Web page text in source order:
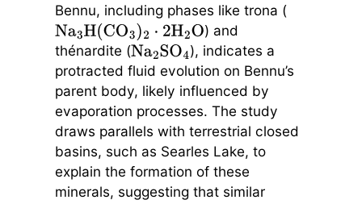
Bennu, including phases like trona (
Na3H(CO3)2⋅2 H 2O
) and
thénardite (Na2SO4 ), indicates a
protracted fluid evolution on Bennu’s
parent body, likely influenced by
evaporation processes. The study
draws parallels with terrestrial closed
basins, such as Searles Lake, to
explain the formation of these
minerals, suggesting that similar